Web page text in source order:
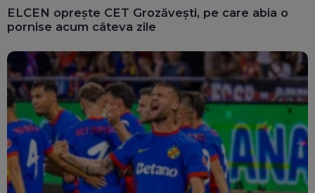
ELCEN oprește CET Grozăvești, pe care abia o
pornise acum câteva zile